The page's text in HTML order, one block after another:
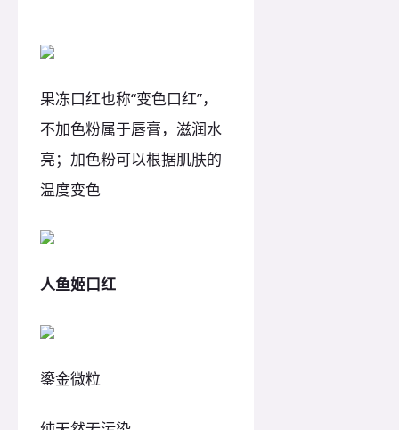
果冻口红也称“变色口红”，
不加色粉属于唇膏，滋润水
亮；加色粉可以根据肌肤的
温度变色
人鱼姬口红
鎏金微粒